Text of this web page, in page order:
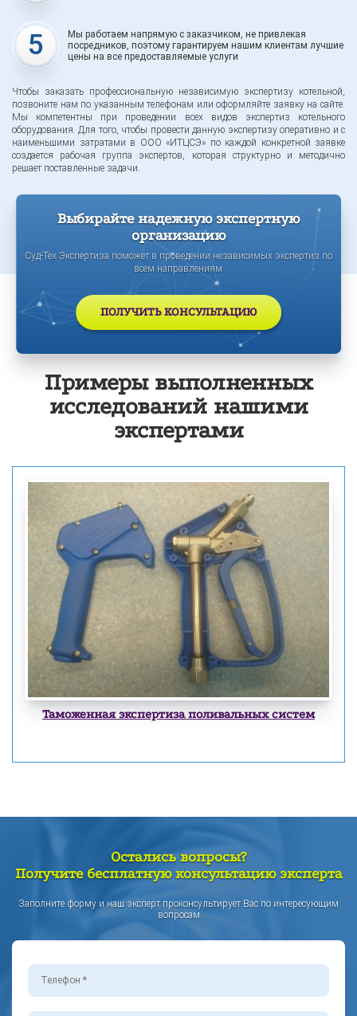
5
Мы работаем напрямую с заказчиком, не привлекая
посредников, поэтому гарантируем нашим клиентам лучшие
цены на все предоставляемые услуги
Чтобы заказать профессиональную независимую экспертизу котельной,
позвоните нам по указанным телефонам или оформляйте заявку на сайте.
Мы компетентны при проведении всех видов экспертиз котельного
оборудования. Для того, чтобы провести данную экспертизу оперативно и с
наименьшими затратами в ООО «ИТЦСЭ» по каждой конкретной заявке
создается рабочая группа экспертов, которая структурно и методично
решает поставленные задачи.
Выбирайте надежную экспертную
организацию
Суд-Тех Экспертиза поможет в проведении независимых экспертиз по
всем направлениям
ПОЛУЧИТЬ КОНСУЛЬТАЦИЮ
Примеры выполненных
исследований нашими
экспертами
Таможенная экспертиза поливальных систем
Остались вопросы?
Получите бесплатную консультацию эксперта
Заполните форму и наш эксперт проконсультирует Вас по интересующим
вопросам